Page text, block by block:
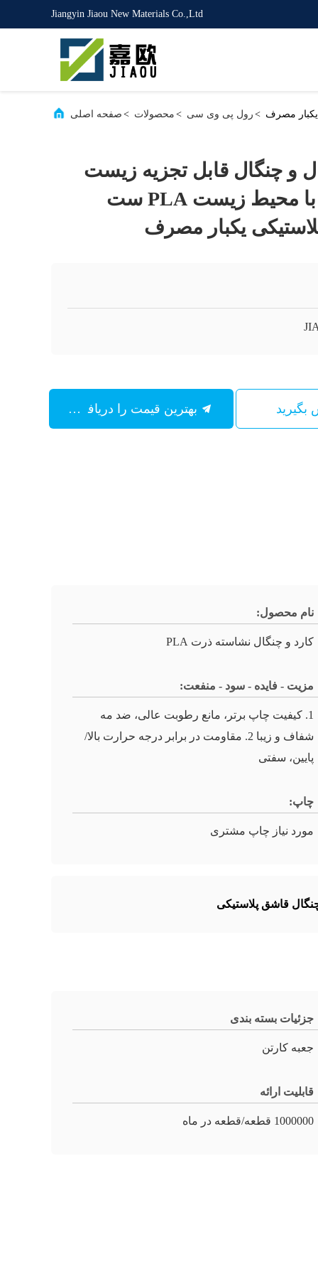
Jiangyin Jiaou New Materials Co.,Ltd
صفحه اصلی > محصولات > رول پی وی سی >
چنگال قابل تجزیه زیست
محیطی سازگار با محیط زیست PLA ست
یکبار مصرف
بگیرید
نام محصول:
کارد و چنگال نشاسته ذرت PLA
مزیت - فایده - سود - منفعت:
1. کیفیت چاپ برتر، مانع رطوبت عالی، ضد مه
شفاف و زیبا 2. مقاومت در برابر درجه حرارت بالا/
پایین، سفتی
چاپ:
مورد نیاز چاپ مشتری
قاشق پلاستیکی
جزئیات بسته بندی
جعبه کارتن
قابلیت ارائه
1000000 قطعه/قطعه در ماه